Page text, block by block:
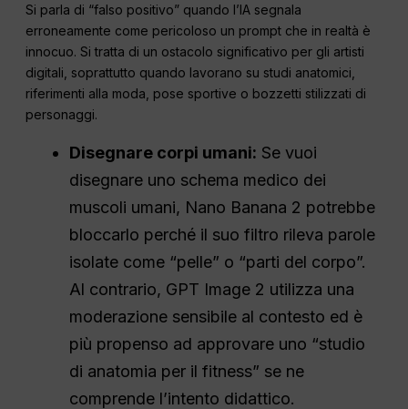
Si parla di “falso positivo” quando l’IA segnala
erroneamente come pericoloso un prompt che in realtà è
innocuo. Si tratta di un ostacolo significativo per gli artisti
digitali, soprattutto quando lavorano su studi anatomici,
riferimenti alla moda, pose sportive o bozzetti stilizzati di
personaggi.
Disegnare corpi umani: Se vuoi
disegnare uno schema medico dei
muscoli umani, Nano Banana 2 potrebbe
bloccarlo perché il suo filtro rileva parole
isolate come “pelle” o “parti del corpo”.
Al contrario, GPT Image 2 utilizza una
moderazione sensibile al contesto ed è
più propenso ad approvare uno “studio
di anatomia per il fitness” se ne
comprende l’intento didattico.